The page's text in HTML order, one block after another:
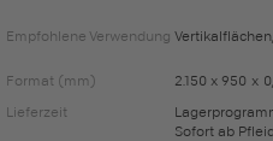
Empfohlene Verwendung
Format (mm)
2.150 x 950 x
Lieferzeit
Sofort ab